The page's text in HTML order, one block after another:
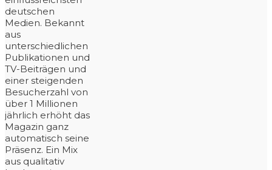
deutschen
Medien. Bekannt
aus
unterschiedlichen
Publikationen und
TV-Beiträgen und
einer steigenden
Besucherzahl von
über 1 Millionen
jährlich erhöht das
Magazin ganz
automatisch seine
Präsenz. Ein Mix
aus qualitativ